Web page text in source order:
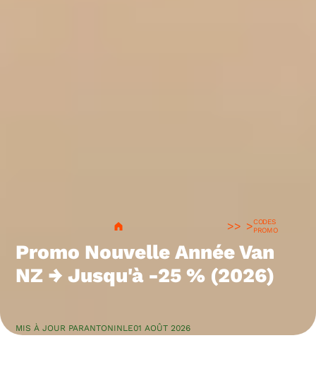
>
CODES
PROMO
Promo Nouvelle Année Van
NZ → Jusqu'à -25 % (2026)
MIS À JOUR PARANTONINLE01 AOÛT 2026